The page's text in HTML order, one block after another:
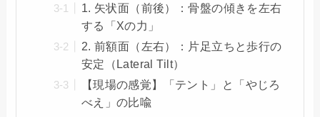
1. 矢状面（前後）：骨盤の傾きを左右
する「Xの力」
2. 前額面（左右）：片足立ちと歩行の
安定（Lateral Tilt）
【現場の感覚】「テント」と「やじろ
べえ」の比喩